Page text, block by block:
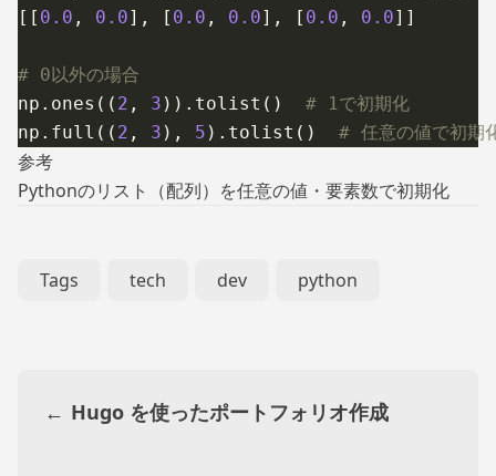
[[ 0.0 , 0.0], [ 0.0 , 0.0], [ 0.0 , 0.0]]
# 0以外の場合
np.ones(( 2 , 3 )).tolist()
  # 1で初期化
np.full(( 2 , 3 ), 5 ).tolist()
# 任意の値で初期
参考
Pythonのリスト（配列）を任意の値・要素数で初期化
Tags tech dev python
← Hugo を使ったポートフォリオ作成